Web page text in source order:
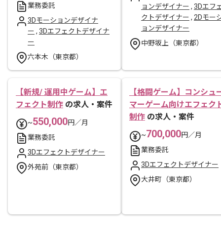
業務委託
3Dモーションデザイナ
ー , 3Dエフェクトデザイナ
ー
六本木（東京都）
ョンデザイナー , 3Dエフ
クトデザイナー , 2Dモー
ョンデザイナー
中野坂上（東京都）
【新規/ 運用中ゲーム】エ
フェクト制作 の求人・案件
~550,000円／月
業務委託
3Dエフェクトデザイナー
外苑前（東京都）
【格闘ゲーム】コンシュ
マーゲーム向けエフェク
制作 の求人・案件
~700,000円／月
業務委託
3Dエフェクトデザイナー
大井町（東京都）